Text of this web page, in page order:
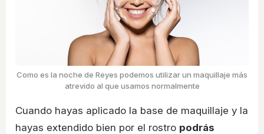
Como es la noche de Reyes podemos utilizar un maquillaje más
atrevido al que usamos normalmente
Cuando hayas aplicado la base de maquillaje y la
hayas extendido bien por el rostro podrás